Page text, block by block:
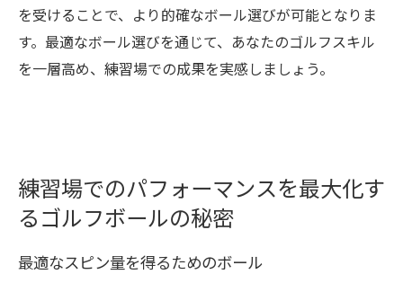
を受けることで、より的確なボール選びが可能となりま
す。最適なボール選びを通じて、あなたのゴルフスキル
を一層高め、練習場での成果を実感しましょう。
練習場でのパフォーマンスを最大化す
るゴルフボールの秘密
最適なスピン量を得るためのボール